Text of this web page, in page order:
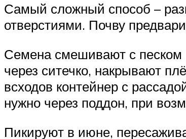
Самый сложный способ –
отверстиями. Почву
Семена смешивают с песком
через ситечко, накрывают
всходов контейнер с
нужно через поддон, при
Пикируют в июне,